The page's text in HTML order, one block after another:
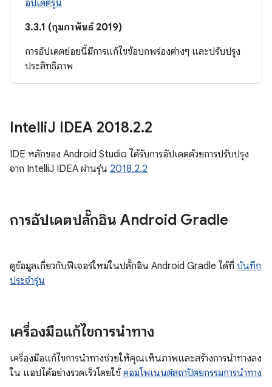
อัปเดตรุ่น
3.3.1 (กุมภาพันธ์ 2019)
การอัปเดตย่อยนี้มีการแก้ไขข้อบกพร่องต่างๆ และปรับปรุง
ประสิทธิภาพ
IntelliJ IDEA 2018.2.2
IDE หลักของ Android Studio ได้รับการอัปเดตด้วยการปรับปรุง
จาก IntelliJ IDEA ผ่านรุ่น 2018.2.2
การอัปเดตปลั๊กอิน Android Gradle
ดูข้อมูลเกี่ยวกับฟีเจอร์ใหม่ในปลั๊กอิน Android Gradle ได้ที่ บันทึก
ประจำรุ่น
เครื่องมือแก้ไขการนำทาง
เครื่องมือแก้ไขการนำทางช่วยให้คุณเห็นภาพและสร้างการนำทางลง
ใน แอปได้อย่างรวดเร็วโดยใช้ คอมโพเนนต์สถาปัตยกรรมการนำทาง